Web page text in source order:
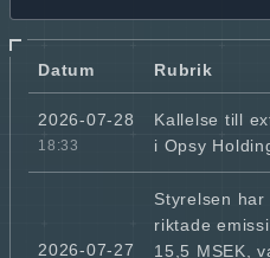
Datum Rubrik
2026-07-28
18:33
Kallelse till
i Opsy
2026-07-27
Styrelsen
riktade
15,5 MSEK,